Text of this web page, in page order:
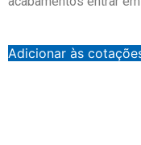
desenvolvimento
acabamentos entrar em